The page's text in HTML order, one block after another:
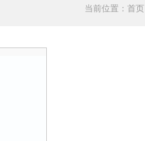
当前位置： 首页